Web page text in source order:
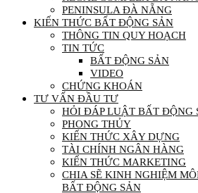
PENINSULA ĐÀ NẴNG
KIẾN THỨC BẤT ĐỘNG SẢN
THÔNG TIN QUY HOẠCH
TIN TỨC
BẤT ĐỘNG SẢN
VIDEO
CHỨNG KHOÁN
TƯ VẤN ĐẦU TƯ
HỎI ĐÁP LUẬT BẤT ĐỘNG
PHONG THỦY
KIẾN THỨC XÂY DỰNG
TÀI CHÍNH NGÂN HÀNG
KIẾN THỨC MARKETING
CHIA SẼ KINH NGHIỆM
BẤT ĐỘNG SẢN